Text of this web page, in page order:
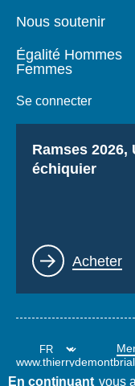
Nous soutenir
Égalité Hommes
Femmes
Se connecter
Titre
Ramses 2026,
échiquier
Lien
Acheter
Blog Politique étrangère
En continuant vous